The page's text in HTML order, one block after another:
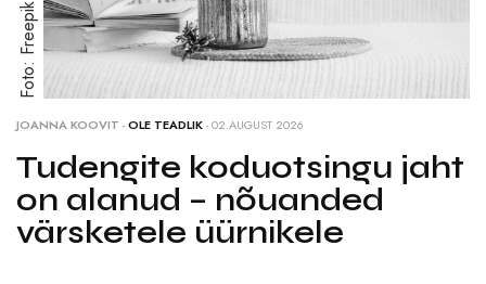
Foto: Freepik
JOANNA KOOVIT -OLE TEADLIK- 02.AUGUST 2026
Tudengite koduotsingu jaht
on alanud – nõuanded
värsketele üürnikele